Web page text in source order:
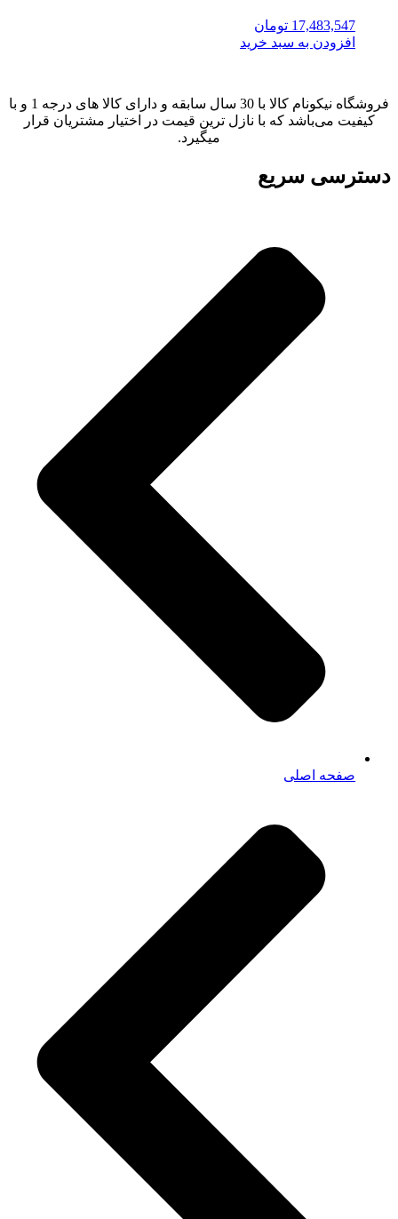
17,483,547 تومان
افزودن به سبد خرید
فروشگاه نیکونام کالا با 30 سال سابقه و دارای کالا های درجه 1 و با
کیفیت می‌باشد که با نازل ترین قیمت در اختیار مشتریان قرار
میگیرد.
دسترسی سریع
صفحه اصلی